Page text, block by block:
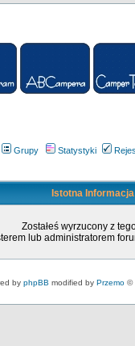
Grupy Statystyki
Istotna Informacja
Zostałeś wyrzucony z
lub administratorem
by phpBB modified by Przemo ©